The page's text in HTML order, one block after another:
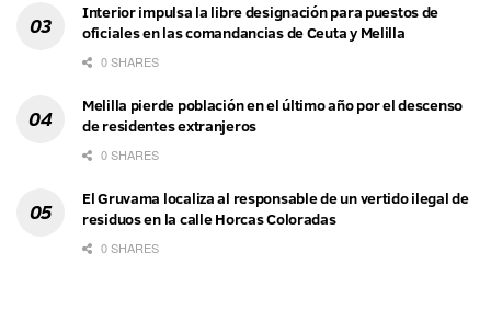
Interior impulsa la libre designación para puestos de
oficiales en las comandancias de Ceuta y Melilla
0 SHARES
Melilla pierde población en el último año por el descenso
de residentes extranjeros
0 SHARES
El Gruvama localiza al responsable de un vertido ilegal de
residuos en la calle Horcas Coloradas
0 SHARES